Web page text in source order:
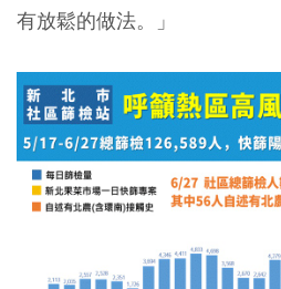
有放鬆的做法。」